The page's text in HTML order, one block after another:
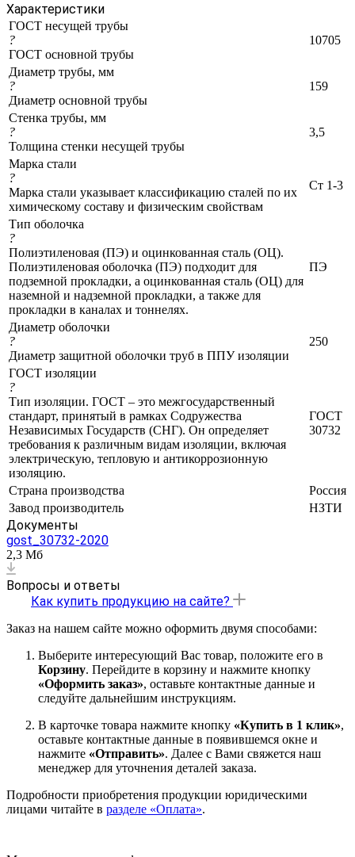
Характеристики
ГОСТ несущей трубы
?
ГОСТ основной трубы
10705
Диаметр трубы, мм
?
Диаметр основной трубы
159
Стенка трубы, мм
?
Толщина стенки несущей трубы
3,5
Марка стали
?
Марка стали указывает классификацию сталей по их
химическому составу и физическим свойствам
Ст 1-3
Тип оболочка
?
Полиэтиленовая (ПЭ) и оцинкованная сталь (ОЦ).
Полиэтиленовая оболочка (ПЭ) подходит для
подземной прокладки, а оцинкованная сталь (ОЦ) для
наземной и надземной прокладки, а также для
прокладки в каналах и тоннелях.
ПЭ
Диаметр оболочки
?
Диаметр защитной оболочки труб в ППУ изоляции
250
ГОСТ изоляции
?
Тип изоляции. ГОСТ – это межгосударственный
стандарт, принятый в рамках Содружества
Независимых Государств (СНГ). Он определяет
требования к различным видам изоляции, включая
электрическую, тепловую и антикоррозионную
изоляцию.
ГОСТ
30732
Страна производства
Россия
Завод производитель
НЗТИ
Документы
gost_30732-2020
2,3 Мб
Вопросы и ответы
Как купить продукцию на сайте?
Заказ на нашем сайте можно оформить двумя способами:
Выберите интересующий Вас товар, положите его в
Корзину. Перейдите в корзину и нажмите кнопку
«Оформить заказ», оставьте контактные данные и
следуйте дальнейшим инструкциям.
В карточке товара нажмите кнопку «Купить в 1 клик»,
оставьте контактные данные в появившемся окне и
нажмите «Отправить». Далее с Вами свяжется наш
менеджер для уточнения деталей заказа.
Подробности приобретения продукции юридическими
лицами читайте в разделе «Оплата».